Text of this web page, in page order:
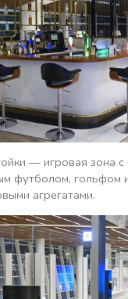
— игровая зона
футболом, гольфом
агрегатами.